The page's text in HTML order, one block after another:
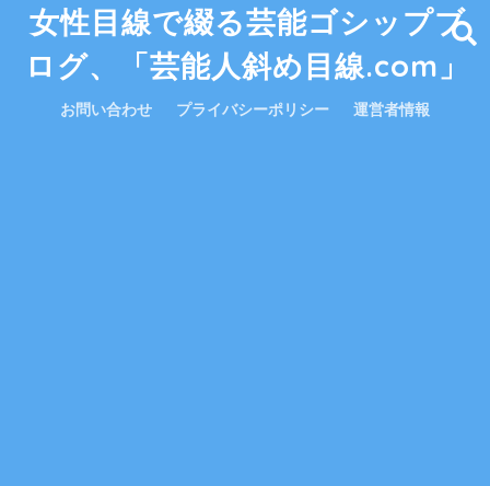
女性目線で綴る芸能ゴシップブ
ログ、「芸能人斜め目線.com」
お問い合わせ プライバシーポリシー 運営者情報